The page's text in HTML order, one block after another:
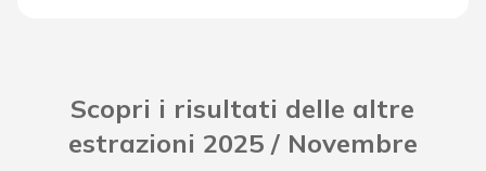
Scopri i risultati delle altre
estrazioni 2025 / Novembre